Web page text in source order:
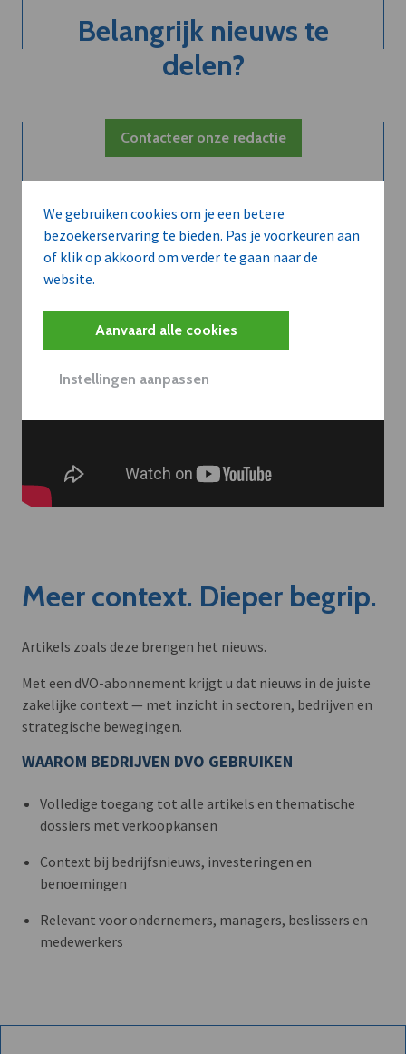
We gebruiken cookies om je een betere
bezoekerservaring te bieden. Pas je voorkeuren aan
of klik op akkoord om verder te gaan naar de
website.
Aanvaard alle cookies
Instellingen aanpassen
Belangrijk nieuws te
delen?
Contacteer onze redactie
Meer context. Dieper begrip.
Artikels zoals deze brengen het nieuws.
Met een dVO-abonnement krijgt u dat nieuws in de juiste
zakelijke context — met inzicht in sectoren, bedrijven en
strategische bewegingen.
WAAROM BEDRIJVEN DVO GEBRUIKEN
Volledige toegang tot alle artikels en thematische
dossiers met verkoopkansen
Context bij bedrijfsnieuws, investeringen en
benoemingen
Relevant voor ondernemers, managers, beslissers en
medewerkers